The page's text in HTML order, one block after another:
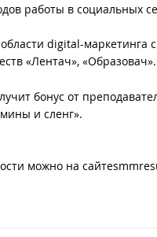
работы в социальных
digital-
«Лентач», «Образовач».
бонус от
и сленг».
можно на